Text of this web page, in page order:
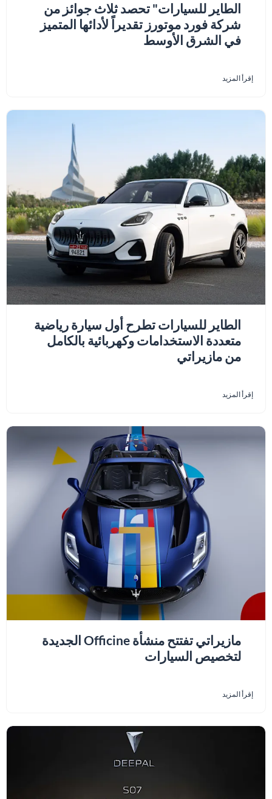
الطاير للسيارات" تحصد ثلاث جوائز من
شركة فورد موتورز تقديراً لأدائها المتميز
في الشرق الأوسط
إقرأ المزيد
الطاير للسيارات تطرح أول سيارة رياضية
متعددة الاستخدامات وكهربائية بالكامل
من مازيراتي
إقرأ المزيد
مازيراتي تفتتح منشأة Officine الجديدة
لتخصيص السيارات
إقرأ المزيد